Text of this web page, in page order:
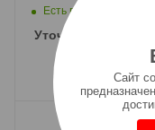
Есть в наличии: 9
Уточняется
Cайт